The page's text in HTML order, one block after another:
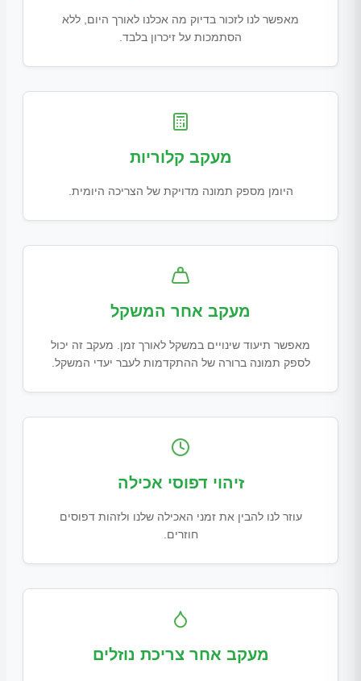
מאפשר לנו לזכור בדיוק מה אכלנו לאורך היום, ללא
הסתמכות על זיכרון בלבד.
מעקב קלוריות
היומן מספק תמונה מדויקת של הצריכה היומית.
מעקב אחר המשקל
מאפשר תיעוד שינויים במשקל לאורך זמן. מעקב זה יכול
לספק תמונה ברורה של ההתקדמות לעבר יעדי המשקל.
זיהוי דפוסי אכילה
עוזר לנו להבין את זמני האכילה שלנו ולזהות דפוסים
חוזרים.
מעקב אחר צריכת נוזלים